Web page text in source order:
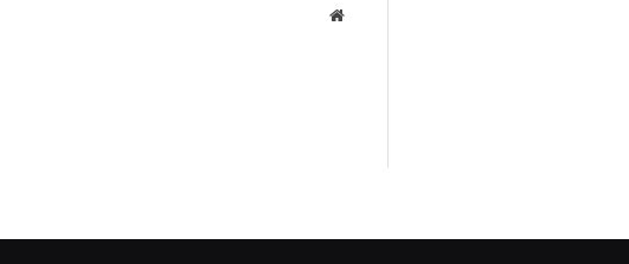
Website